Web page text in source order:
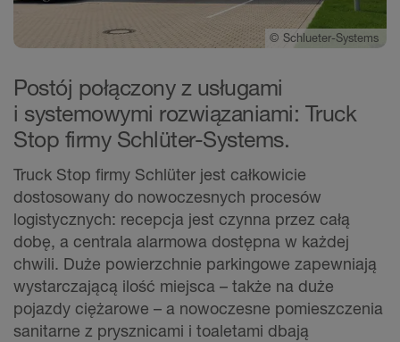
© Schlueter-Systems
Postój połączony z usługami
i systemowymi rozwiązaniami: Truck
Stop firmy Schlüter-Systems.
Truck Stop firmy Schlüter jest całkowicie
dostosowany do nowoczesnych procesów
logistycznych: recepcja jest czynna przez całą
dobę, a centrala alarmowa dostępna w każdej
chwili. Duże powierzchnie parkingowe zapewniają
wystarczającą ilość miejsca – także na duże
pojazdy ciężarowe – a nowoczesne pomieszczenia
sanitarne z prysznicami i toaletami dbają